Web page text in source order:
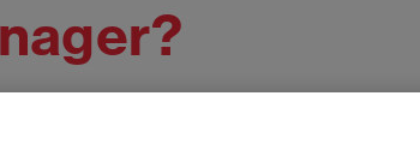
qué hace realmente?
ventas